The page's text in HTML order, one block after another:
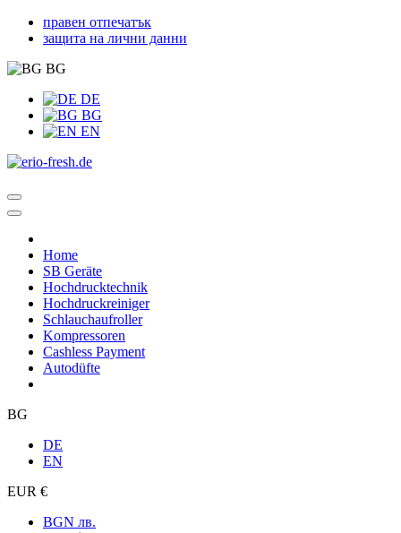
правен отпечатък
защита на лични данни
BG
DE
BG
EN
Home
SB Geräte
Hochdrucktechnik
Hochdruckreiniger
Schlauchaufroller
Kompressoren
Cashless Payment
Autodüfte
BG
DE
EN
EUR €
BGN лв.